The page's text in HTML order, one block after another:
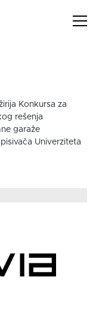
Konkursa za
rešenja
garaže
Univerziteta